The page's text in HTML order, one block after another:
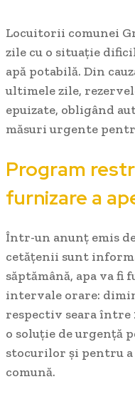
Locuitorii comunei
zile cu o situație
apă potabilă. Din
ultimele zile,
epuizate, obligând
măsuri urgente
Program
furnizare a
Într-un anunț emis
cetățenii sunt
săptămână, apa va fi
intervale orare:
respectiv seara între
o soluție de urgență
stocurilor și pentru a
comună.